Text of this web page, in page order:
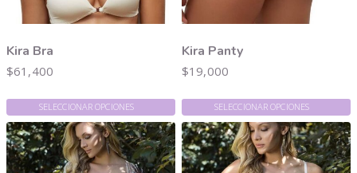
Kira Bra
$61,400
SELECCIONAR OPCIONES
Kira Panty
$19,000
SELECCIONAR OPCIONES